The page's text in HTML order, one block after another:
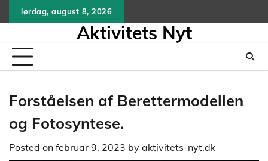
to
lørdag, august 8, 2026
Aktivitets Nyt
Forståelsen af Berettermodellen
og Fotosyntese.
Posted on februar 9, 2023 by aktivitets-nyt.dk